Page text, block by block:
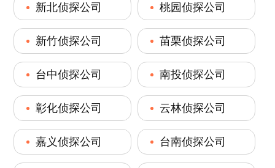
新北侦探公司 桃园侦探公司
新竹侦探公司 苗栗侦探公司
台中侦探公司 南投侦探公司
彰化侦探公司 云林侦探公司
嘉义侦探公司 台南侦探公司